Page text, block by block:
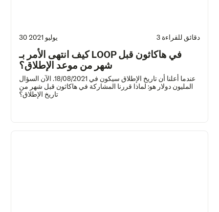
30 يوليو 2021 3 دقائق للقراءة
كيف انتهى الأمر بـ LOOP في هاكاثون قبل
شهر من موعد الإطلاق؟
عندما أعلنا أن تاريخ الإطلاق سيكون في 18/08/2021. الآن السؤال
المليون دولار هو: لماذا قررنا المشاركة في هاكاثون قبل شهر من
تاريخ الإطلاق؟